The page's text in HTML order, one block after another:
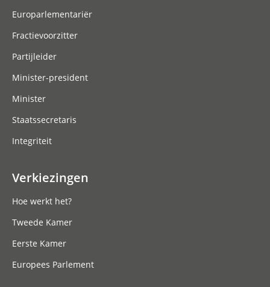
Europarlementariër
Fractievoorzitter
Partijleider
Minister-president
Minister
Staatssecretaris
Integriteit
Verkiezingen
Hoe werkt het?
Tweede Kamer
Eerste Kamer
Europees Parlement